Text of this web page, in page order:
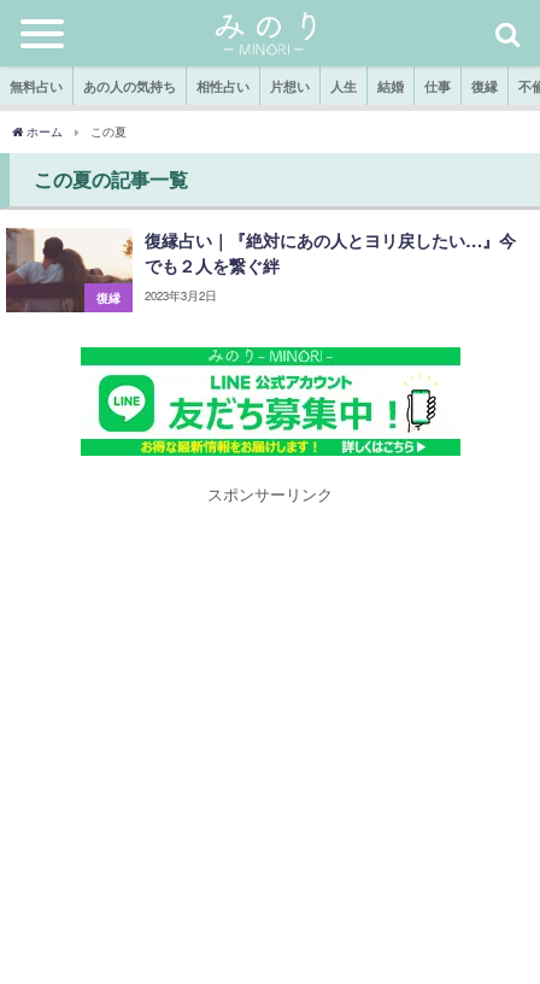
無料占い あの人の気持ち 相性占い 片想い 人生 結婚 仕事 復縁 不
ホーム この夏
この夏の記事一覧
復縁
復縁占い｜『絶対にあの人とヨリ戻したい…』今
でも２人を繋ぐ絆
2023年3月2日
スポンサーリンク